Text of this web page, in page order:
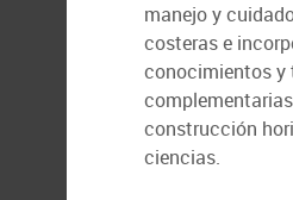
manejo y
costeras e
conocimientos y
construcción
ciencias.